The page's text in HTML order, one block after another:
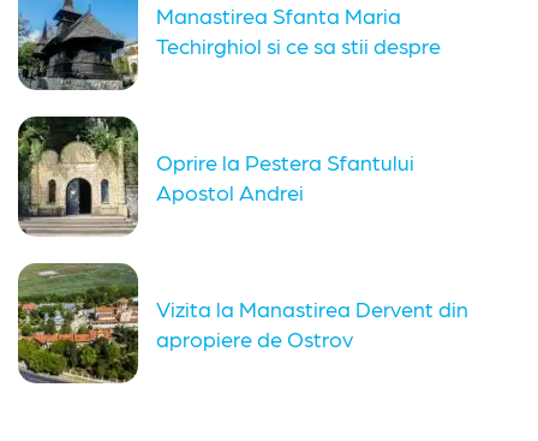
Manastirea Sfanta Maria
Techirghiol si ce sa stii despre
Oprire la Pestera Sfantului
Apostol Andrei
Vizita la Manastirea Dervent din
apropiere de Ostrov